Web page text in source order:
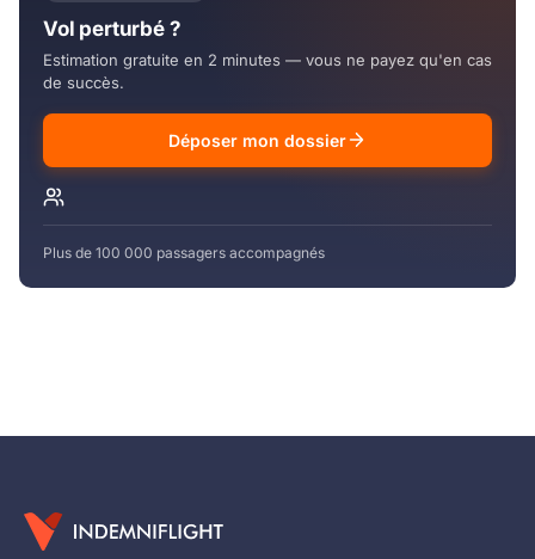
Vol perturbé ?
Estimation gratuite en 2 minutes — vous ne payez qu'en cas
de succès.
Déposer mon dossier
Plus de 100 000 passagers accompagnés